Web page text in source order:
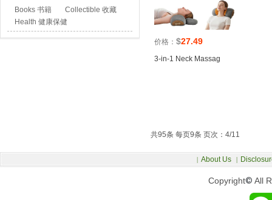
价格： $27.49
3-in-1 Neck Massag
共95条 每页9条 页次：4/11
Books 书籍
Collectible 收藏
Health 健康保健
Copyright© All
| About Us |